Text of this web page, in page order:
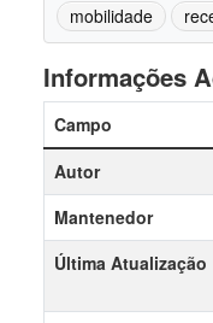
mobilidade
Informações
Campo
Autor
Mantenedor
Última Atualização